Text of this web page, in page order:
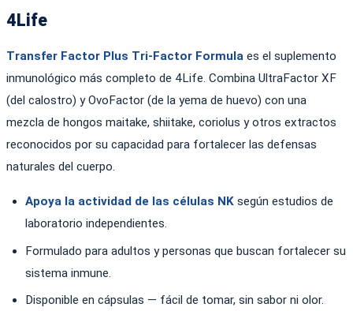
4Life
Transfer Factor Plus Tri-Factor Formula es el suplemento
inmunológico más completo de 4Life. Combina UltraFactor XF
(del calostro) y OvoFactor (de la yema de huevo) con una
mezcla de hongos maitake, shiitake, coriolus y otros extractos
reconocidos por su capacidad para fortalecer las defensas
naturales del cuerpo.
Apoya la actividad de las células NK según estudios de
laboratorio independientes.
Formulado para adultos y personas que buscan fortalecer su
sistema inmune.
Disponible en cápsulas — fácil de tomar, sin sabor ni olor.